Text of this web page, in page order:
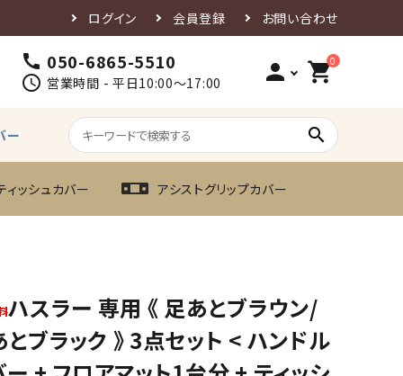
ログイン 会員登録 お問い合わせ
call 050-6865-5510
schedule 営業時間 - 平日10:00～17:00 person 0
shopping_cart
ー search
ィッシュカバー アシストグリップカバー
ハスラー 専用 《 足あとブラウン/
ブラック 》 3点セット < ハンドル